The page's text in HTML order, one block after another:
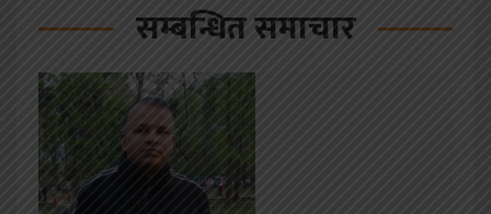
सम्बन्धित समाचार